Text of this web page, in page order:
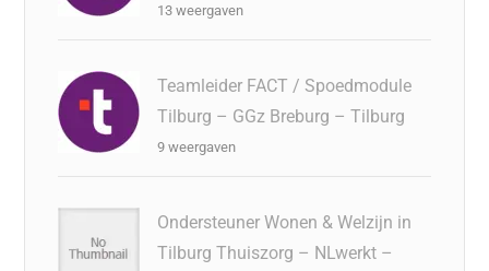
13 weergaven
Teamleider FACT / Spoedmodule
Tilburg – GGz Breburg – Tilburg
9 weergaven
Ondersteuner Wonen & Welzijn in
Tilburg Thuiszorg – NLwerkt –